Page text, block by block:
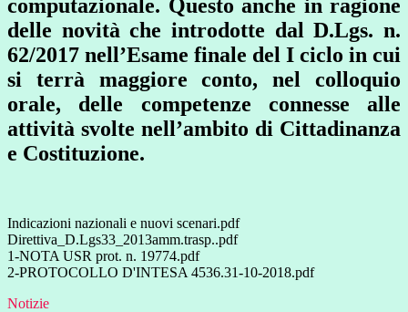
computazionale. Questo anche in ragione
delle novità che introdotte dal D.Lgs. n.
62/2017 nell’Esame finale del I ciclo in cui
si terrà maggiore conto, nel colloquio
orale, delle competenze connesse alle
attività svolte nell’ambito di Cittadinanza
e Costituzione.
Indicazioni nazionali e nuovi scenari.pdf
Direttiva_D.Lgs33_2013amm.trasp..pdf
1-NOTA USR prot. n. 19774.pdf
2-PROTOCOLLO D'INTESA 4536.31-10-2018.pdf
Notizie